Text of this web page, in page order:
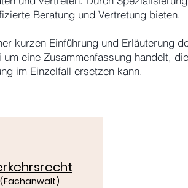
Beratung und Vertretung bieten.
kurzen Einführung und Erläuterung
eine Zusammenfassung handelt,
im Einzelfall ersetzen kann.
(Fachanwalt)